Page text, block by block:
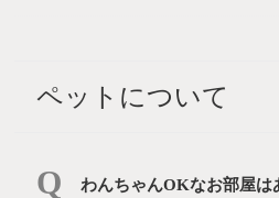
ペットについて
わんちゃんOKなお部屋は